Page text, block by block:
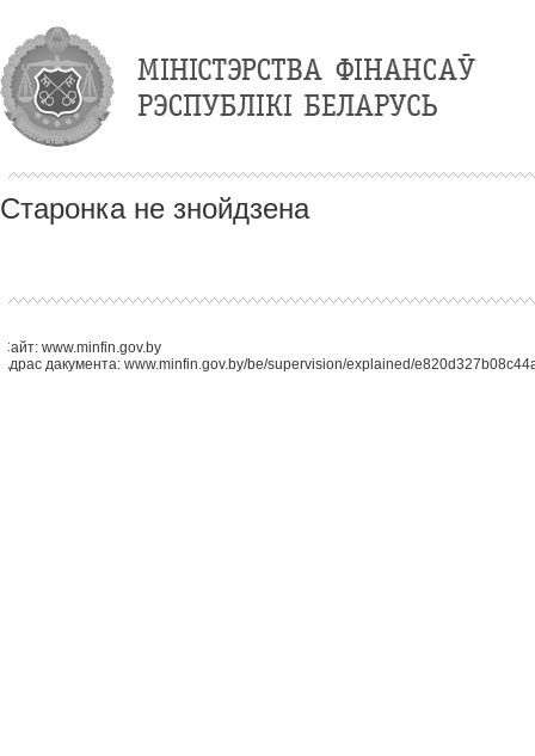
Старонка не знойдзена
Сайт: www.minfin.gov.by
Адрас дакумента: www.minfin.gov.by/be/supervision/explained/